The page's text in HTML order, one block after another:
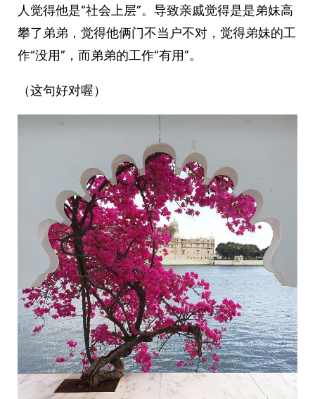
人觉得他是“社会上层”。导致亲戚觉得是是弟妹高
攀了弟弟，觉得他俩门不当户不对，觉得弟妹的工
作“没用”，而弟弟的工作“有用”。
（这句好对喔）